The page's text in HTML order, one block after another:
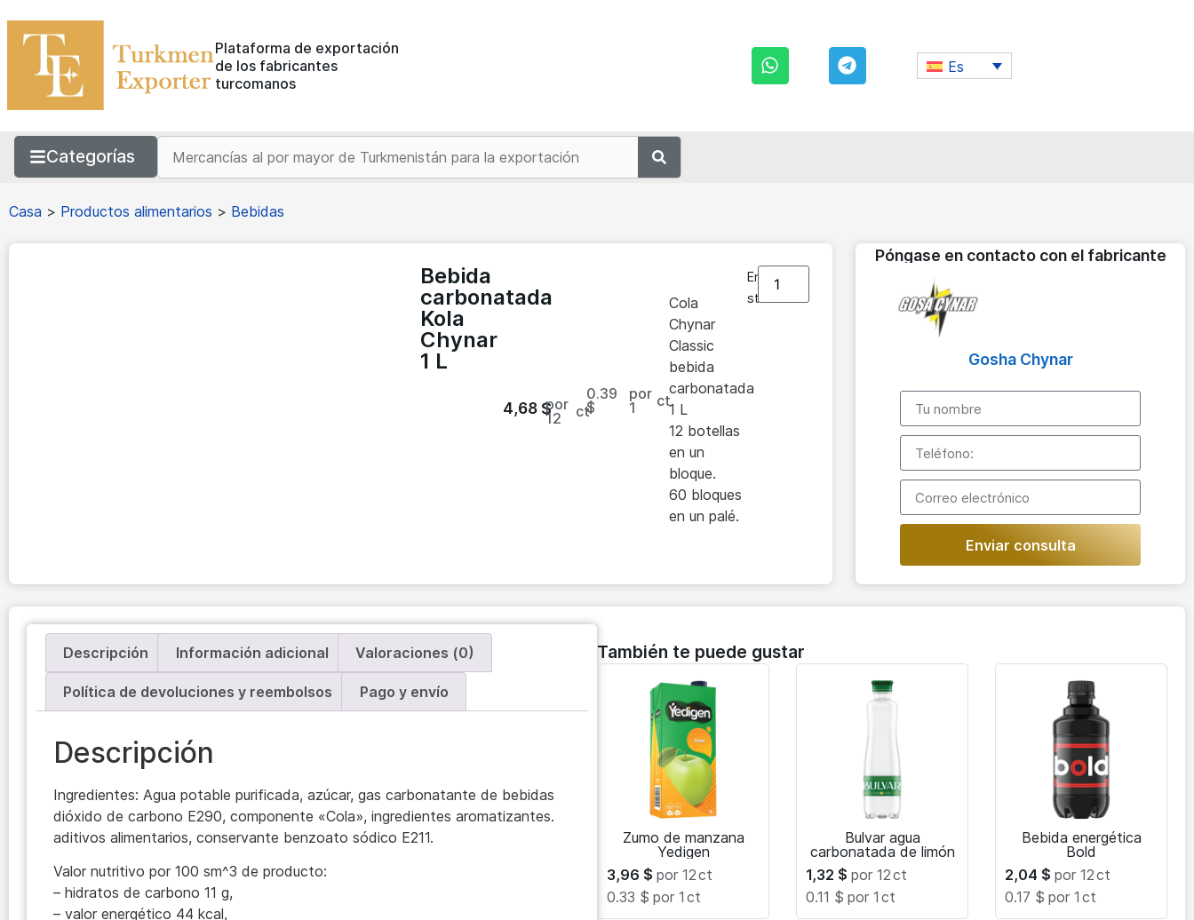
Plataforma de exportación
de los fabricantes
turcomanos
Es
Categorías
Casa > Productos alimentarios > Bebidas
Bebida
carbonatada
Kola
Chynar
1 L
4,68 $por
12
ct
0.39
$
por
1
ct
Cola
Chynar
Classic
bebida
carbonatada
1 L
12 botellas
en un
bloque.
60 bloques
en un palé.
En
stock
Póngase en contacto con el fabricante
Gosha Chynar
Enviar consulta
Descripción Información adicional Valoraciones (0)
Política de devoluciones y reembolsos Pago y envío
Descripción
Ingredientes: Agua potable purificada, azúcar, gas carbonatante de bebidas
dióxido de carbono E290, componente «Cola», ingredientes aromatizantes.
aditivos alimentarios, conservante benzoato sódico E211.
Valor nutritivo por 100 sm^3 de producto:
– hidratos de carbono 11 g,
– valor energético 44 kcal,
También te puede gustar
Zumo de manzana
Yedigen
3,96 $ por 12ct
0.33 $ por 1 ct
Bulvar agua
carbonatada de limón
1,32 $ por 12ct
0.11 $ por 1 ct
Bebida energética
Bold
2,04 $ por 12ct
0.17 $ por 1 ct